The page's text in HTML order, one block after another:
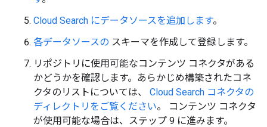
Cloud Search にデータソースを追加します。
各データソースの スキーマを作成して登録します。
リポジトリに使用可能なコンテンツ コネクタがある
かどうかを確認します。あらかじめ構築されたコネ
クタのリストについては、 Cloud Search コネクタの
ディレクトリをご覧ください。 コンテンツ コネクタ
が使用可能な場合は、ステップ 9 に進みます。